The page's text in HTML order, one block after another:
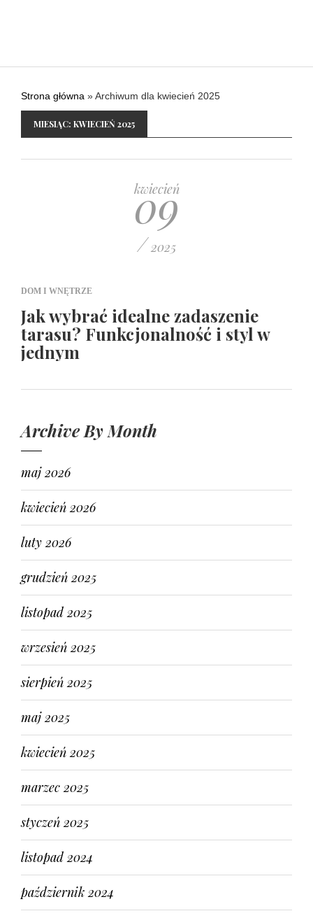
Strona główna »Archiwum dla kwiecień 2025
MIESIĄC: KWIECIEŃ 2025
kwiecień
09
/ 2025
DOM I WNĘTRZE
Jak wybrać idealne zadaszenie
tarasu? Funkcjonalność i styl w
jednym
Archive By Month
maj 2026
kwiecień 2026
luty 2026
grudzień 2025
listopad 2025
wrzesień 2025
sierpień 2025
maj 2025
kwiecień 2025
marzec 2025
styczeń 2025
listopad 2024
październik 2024